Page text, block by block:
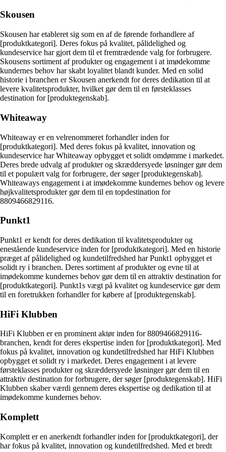
Skousen
Skousen har etableret sig som en af de førende forhandlere af
[produktkategori]. Deres fokus på kvalitet, pålidelighed og
kundeservice har gjort dem til et fremtrædende valg for forbrugere.
Skousens sortiment af produkter og engagement i at imødekomme
kundernes behov har skabt loyalitet blandt kunder. Med en solid
historie i branchen er Skousen anerkendt for deres dedikation til at
levere kvalitetsprodukter, hvilket gør dem til en førsteklasses
destination for [produktegenskab].
Whiteaway
Whiteaway er en velrenommeret forhandler inden for
[produktkategori]. Med deres fokus på kvalitet, innovation og
kundeservice har Whiteaway opbygget et solidt omdømme i markedet.
Deres brede udvalg af produkter og skræddersyede løsninger gør dem
til et populært valg for forbrugere, der søger [produktegenskab].
Whiteaways engagement i at imødekomme kundernes behov og levere
højkvalitetsprodukter gør dem til en topdestination for
8809466829116.
Punkt1
Punkt1 er kendt for deres dedikation til kvalitetsprodukter og
enestående kundeservice inden for [produktkategori]. Med en historie
præget af pålidelighed og kundetilfredshed har Punkt1 opbygget et
solidt ry i branchen. Deres sortiment af produkter og evne til at
imødekomme kundernes behov gør dem til en attraktiv destination for
[produktkategori]. Punkt1s vægt på kvalitet og kundeservice gør dem
til en foretrukken forhandler for købere af [produktegenskab].
HiFi Klubben
HiFi Klubben er en prominent aktør inden for 8809466829116-
branchen, kendt for deres ekspertise inden for [produktkategori]. Med
fokus på kvalitet, innovation og kundetilfredshed har HiFi Klubben
opbygget et solidt ry i markedet. Deres engagement i at levere
førsteklasses produkter og skræddersyede løsninger gør dem til en
attraktiv destination for forbrugere, der søger [produktegenskab]. HiFi
Klubben skaber værdi gennem deres ekspertise og dedikation til at
imødekomme kundernes behov.
Komplett
Komplett er en anerkendt forhandler inden for [produktkategori], der
har fokus på kvalitet, innovation og kundetilfredshed. Med et bredt